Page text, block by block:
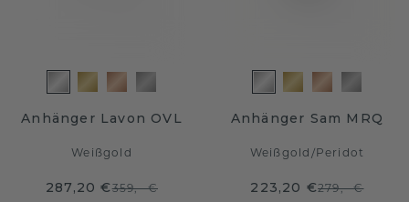
Anhänger Lavon OVL
Weißgold
287,20 €359,- €
Anhänger Sam MRQ
Weißgold /Peridot
223,20 €279,- €